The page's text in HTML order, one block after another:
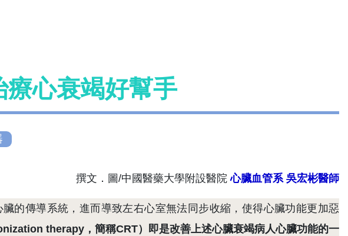
心衰竭好幫手
撰文．圖/中國醫藥大學附設醫院心臟血管系 吳宏彬醫師
的傳導系統，進而導致左右心室無法同步收縮，使得心臟功能更加惡
therapy，簡稱CRT）即是改善上述心臟衰竭病人心臟功能的一